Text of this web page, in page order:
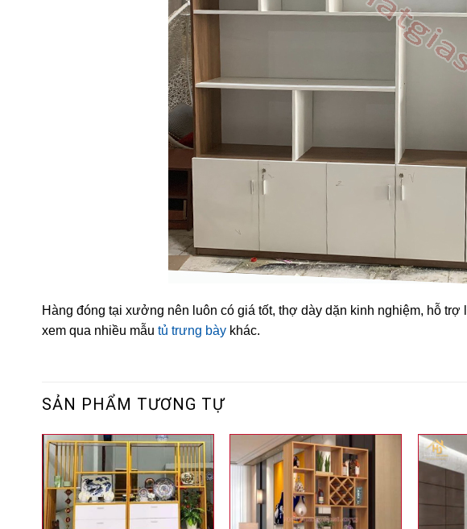
Hàng đóng tại xưởng nên luôn có giá tốt, thợ dày dặn kinh nghiệm, hỗ
xem qua nhiều mẫu tủ trưng bày khác.
SẢN PHẨM TƯƠNG TỰ